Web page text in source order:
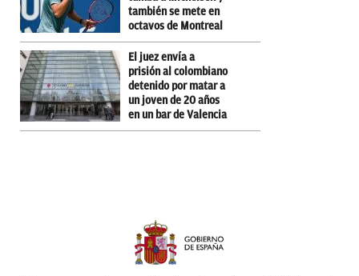
también se mete en
octavos de Montreal
El juez envía a
prisión al colombiano
detenido por matar a
un joven de 20 años
en un bar de Valencia